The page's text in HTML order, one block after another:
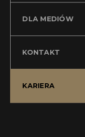
DLA MEDIÓW
KONTAKT
KARIERA